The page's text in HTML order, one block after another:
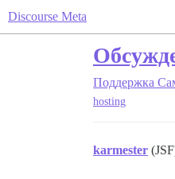
Discourse Meta
Поддержка
hosting
karmester